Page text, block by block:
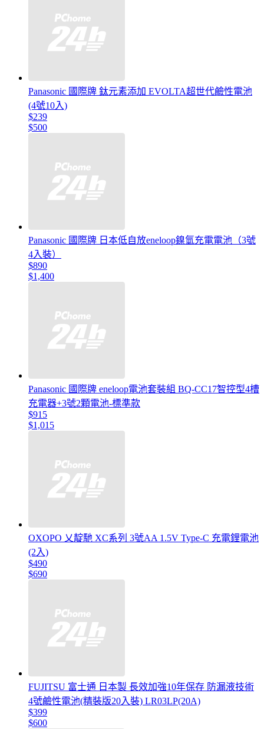
Panasonic 國際牌 鈦元素添加 EVOLTA超世代鹼性電池
(4號10入)
$239
$500
Panasonic 國際牌 日本低自放eneloop鎳氫充電電池（3號
4入裝）
$890
$1,400
Panasonic 國際牌 eneloop電池套裝組 BQ-CC17智控型4槽
充電器+3號2顆電池-標準款
$915
$1,015
OXOPO 乂靛馳 XC系列 3號AA 1.5V Type-C 充電鋰電池
(2入)
$490
$690
FUJITSU 富士通 日本製 長效加強10年保存 防漏液技術
4號鹼性電池(精裝版20入裝) LR03LP(20A)
$399
$600